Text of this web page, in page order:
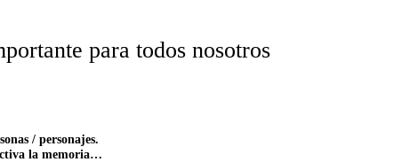
para todos nosotros
/ personajes.
la memoria…